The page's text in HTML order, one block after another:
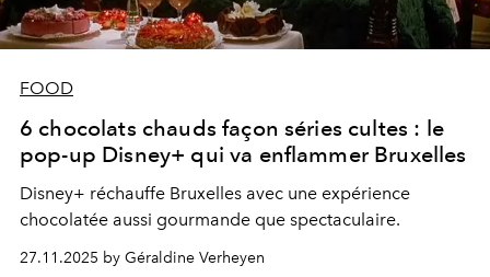
FOOD
6 chocolats chauds façon séries cultes : le
pop-up Disney+ qui va enflammer Bruxelles
Disney+ réchauffe Bruxelles avec une expérience
chocolatée aussi gourmande que spectaculaire.
27.11.2025 by Géraldine Verheyen